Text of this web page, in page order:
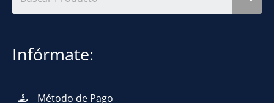
Infórmate:
Método de Pago